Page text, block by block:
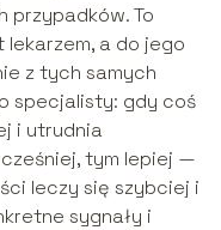
przypadków. To
a do jego
z tych samych
specjalisty: gdy coś
i utrudnia
tym lepiej —
leczy się szybciej i
sygnały i